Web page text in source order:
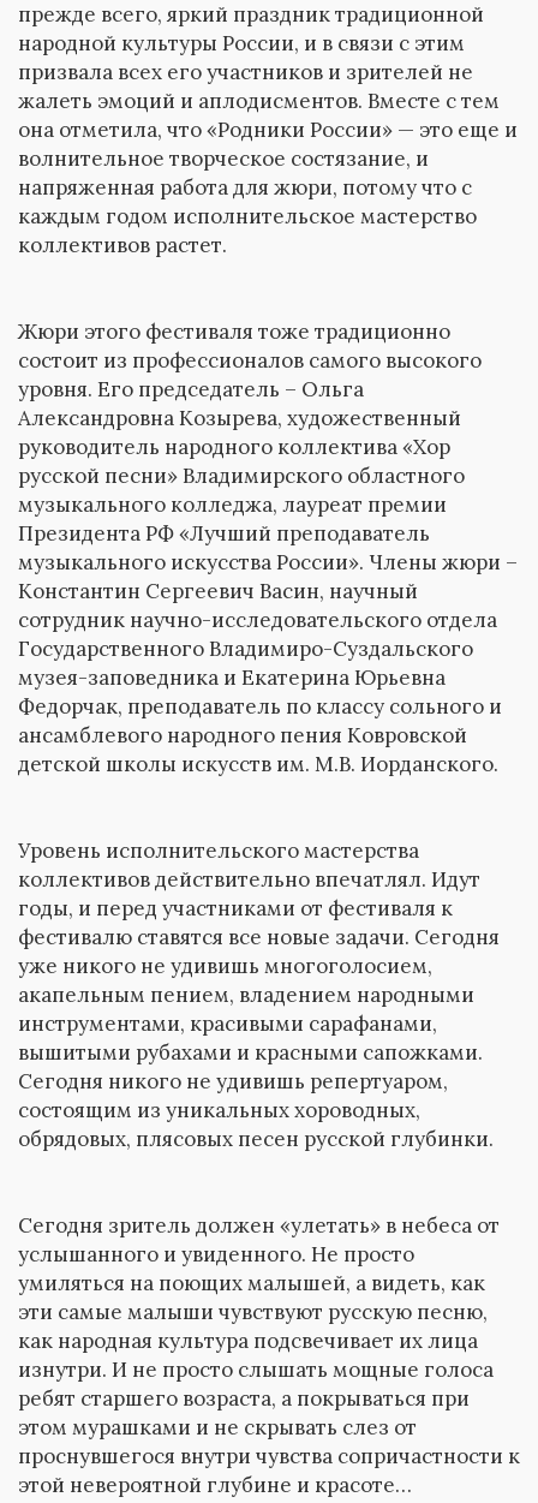
прежде всего, яркий праздник традиционной
народной культуры России, и в связи с этим
призвала всех его участников и зрителей не
жалеть эмоций и аплодисментов. Вместе с тем
она отметила, что «Родники России» — это еще и
волнительное творческое состязание, и
напряженная работа для жюри, потому что с
каждым годом исполнительское мастерство
коллективов растет.
Жюри этого фестиваля тоже традиционно
состоит из профессионалов самого высокого
уровня. Его председатель – Ольга
Александровна Козырева, художественный
руководитель народного коллектива «Хор
русской песни» Владимирского областного
музыкального колледжа, лауреат премии
Президента РФ «Лучший преподаватель
музыкального искусства России». Члены жюри –
Константин Сергеевич Васин, научный
сотрудник научно-исследовательского отдела
Государственного Владимиро-Суздальского
музея-заповедника и Екатерина Юрьевна
Федорчак, преподаватель по классу сольного и
ансамблевого народного пения Ковровской
детской школы искусств им. М.В. Иорданского.
Уровень исполнительского мастерства
коллективов действительно впечатлял. Идут
годы, и перед участниками от фестиваля к
фестивалю ставятся все новые задачи. Сегодня
уже никого не удивишь многоголосием,
акапельным пением, владением народными
инструментами, красивыми сарафанами,
вышитыми рубахами и красными сапожками.
Сегодня никого не удивишь репертуаром,
состоящим из уникальных хороводных,
обрядовых, плясовых песен русской глубинки.
Сегодня зритель должен «улетать» в небеса от
услышанного и увиденного. Не просто
умиляться на поющих малышей, а видеть, как
эти самые малыши чувствуют русскую песню,
как народная культура подсвечивает их лица
изнутри. И не просто слышать мощные голоса
ребят старшего возраста, а покрываться при
этом мурашками и не скрывать слез от
проснувшегося внутри чувства сопричастности к
этой невероятной глубине и красоте…